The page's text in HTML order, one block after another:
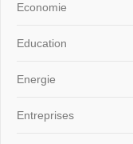
Economie
Education
Energie
Entreprises